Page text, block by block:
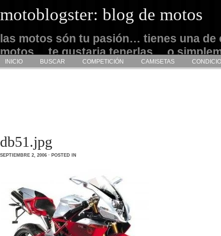
motoblogster: blog de motos
las motos són tu pasión… tienes una de
motos… te gustaria tenerlas… o
admirarlas… este es tu sitio
INICIO BUSCAR COMPETICIÓN CAMISETAS
db51.jpg
SEPTIEMBRE 2, 2006 · POSTED IN